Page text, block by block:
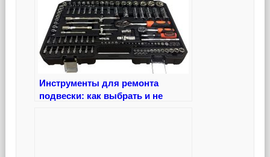
Инструменты для ремонта
подвески: как выбрать и не